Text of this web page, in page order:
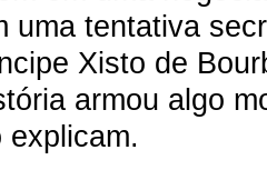
uma tentativa
Xisto de
armou algo